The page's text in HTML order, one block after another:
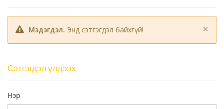
×
Мэдэгдэл. Энд сэтгэгдэл байхгүй!
Сэтгэгдэл үлдээх
Нэр